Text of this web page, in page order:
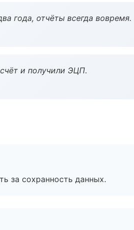
года, отчёты всегда вовремя.
и получили ЭЦП.
за сохранность данных.